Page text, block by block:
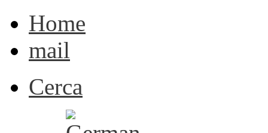
Home
mail
Cerca